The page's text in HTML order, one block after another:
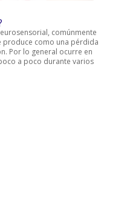
comúnmente
produce como una pérdida
Por lo general ocurre en
a poco durante varios